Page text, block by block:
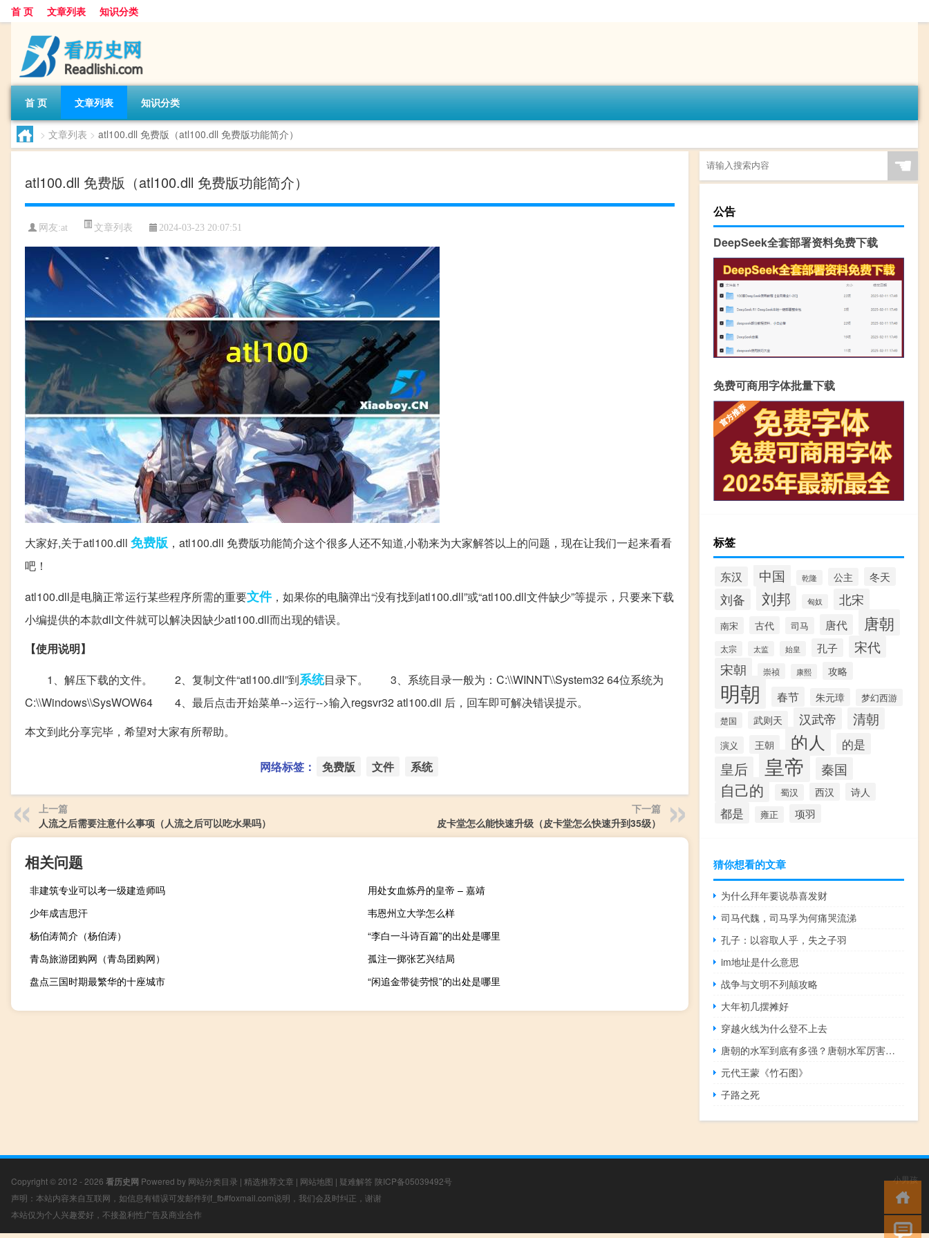
首 页 文章列表 知识分类
首 页 文章列表 知识分类
> 文章列表 > atl100.dll 免费版（atl100.dll 免费版功能简介）
atl100.dll 免费版（atl100.dll 免费版功能简介）
网友:at 文章列表 2024-03-23 20:07:51
大家好,关于atl100.dll 免费版 ，atl100.dll 免费版功能简介这个很多人还不知道,小勒来为大家解答以上的问题，现在让我们一起来看看
吧！
atl100.dll是电脑正常运行某些程序所需的重要文件，如果你的电脑弹出“没有找到atl100.dll”或“atl100.dll文件缺少”等提示，只要来下载
小编提供的本款dll文件就可以解决因缺少atl100.dll而出现的错误。
【使用说明】
1、解压下载的文件。 2、复制文件“atl100.dll”到系统目录下。 3、系统目录一般为：C:\\WINNT\\System32 64位系统为
C:\\Windows\\SysWOW64 4、最后点击开始菜单-->运行-->输入regsvr32 atl100.dll 后，回车即可解决错误提示。
本文到此分享完毕，希望对大家有所帮助。
网络标签： 免费版 文件 系统
上一篇
人流之后需要注意什么事项（人流之后可以吃水果吗）
下一篇
皮卡堂怎么能快速升级（皮卡堂怎么快速升到35级）
相关问题
非建筑专业可以考一级建造师吗
用处女血炼丹的皇帝 – 嘉靖
少年成吉思汗
韦恩州立大学怎么样
杨伯涛简介（杨伯涛）
“李白一斗诗百篇”的出处是哪里
青岛旅游团购网（青岛团购网）
孤注一掷张艺兴结局
盘点三国时期最繁华的十座城市
“闲追金带徒劳恨”的出处是哪里
☚
公告
DeepSeek全套部署资料免费下载
免费可商用字体批量下载
标签
东汉 中国 乾隆 公主 冬天
刘备 刘邦 匈奴 北宋
南宋 古代 司马 唐代 唐朝
太宗 太监 始皇 孔子 宋代
宋朝 崇祯 康熙 攻略
明朝 春节 朱元璋 梦幻西游
楚国 武则天 汉武帝 清朝
演义 王朝 的人 的是
皇后 皇帝 秦国
自己的 蜀汉 西汉 诗人
都是 雍正 项羽
猜你想看的文章
为什么拜年要说恭喜发财
司马代魏，司马孚为何痛哭流涕
孔子：以容取人乎，失之子羽
im地址是什么意思
战争与文明不列颠攻略
大年初几摆摊好
穿越火线为什么登不上去
唐朝的水军到底有多强？唐朝水军厉害吗？
元代王蒙《竹石图》
子路之死
Copyright © 2012 - 2026 看历史网 Powered by 网站分类目录 | 精选推荐文章 | 网站地图 | 疑难解答 陕ICP备05039492号
声明：本站内容来自互联网，如信息有错误可发邮件到f_fb#foxmail.com说明，我们会及时纠正，谢谢
本站仅为个人兴趣爱好，不接盈利性广告及商业合作
小男孩